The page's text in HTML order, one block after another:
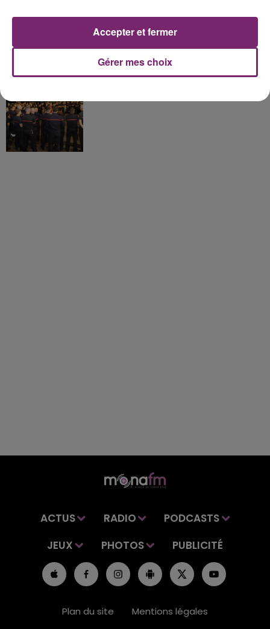
158 pompiers de la région sont
ACTUS RADIO
PODCASTS
JEUX
PHOTOS PUBLICITÉ
Plan du site Mentions légales
Gérer mes choix
Accepter et fermer